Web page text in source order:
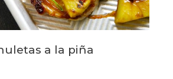
a la piña